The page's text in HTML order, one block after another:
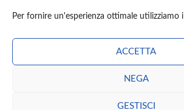
Per fornire un'esperienza ottimale utilizziamo
ACCETTA
NEGA
GESTISCI
PODCAST LIBRI